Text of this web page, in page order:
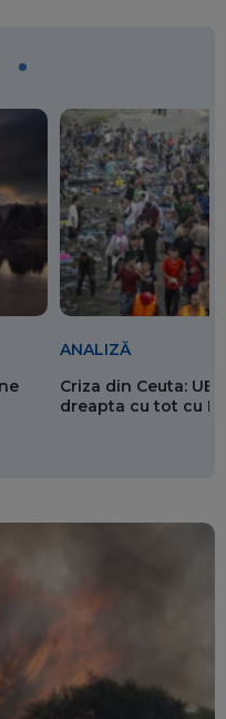
ANALIZĂ
Criza din Ceuta: UE
dreapta cu tot cu